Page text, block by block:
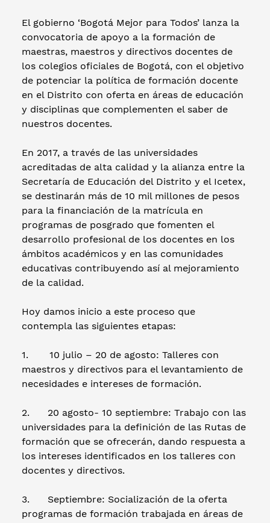
El gobierno ‘Bogotá Mejor para Todos’ lanza la
convocatoria de apoyo a la formación de
maestras, maestros y directivos docentes de
los colegios oficiales de Bogotá, con el objetivo
de potenciar la política de formación docente
en el Distrito con oferta en áreas de educación
y disciplinas que complementen el saber de
nuestros docentes.
En 2017, a través de las universidades
acreditadas de alta calidad y la alianza entre la
Secretaría de Educación del Distrito y el Icetex,
se destinarán más de 10 mil millones de pesos
para la financiación de la matrícula en
programas de posgrado que fomenten el
desarrollo profesional de los docentes en los
ámbitos académicos y en las comunidades
educativas contribuyendo así al mejoramiento
de la calidad.
Hoy damos inicio a este proceso que
contempla las siguientes etapas:
1. 10 julio – 20 de agosto: Talleres con
maestros y directivos para el levantamiento de
necesidades e intereses de formación.
2. 20 agosto- 10 septiembre: Trabajo con las
universidades para la definición de las Rutas de
formación que se ofrecerán, dando respuesta a
los intereses identificados en los talleres con
docentes y directivos.
3. Septiembre: Socialización de la oferta
programas de formación trabajada en áreas de